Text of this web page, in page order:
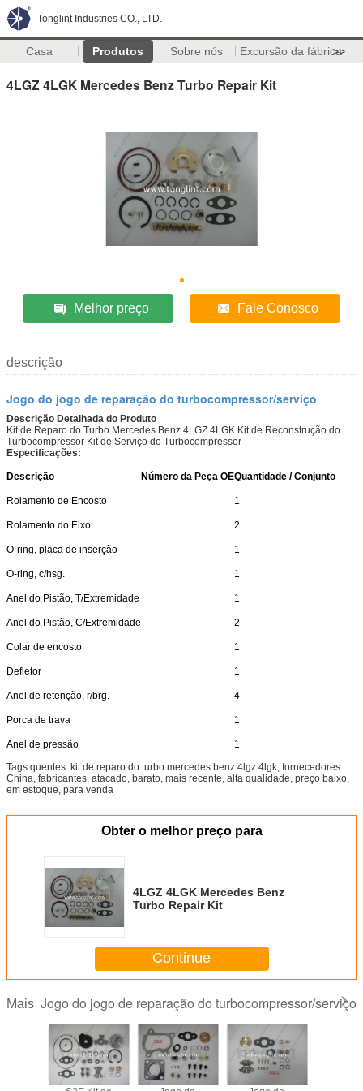
Tonglint Industries CO., LTD.
Casa Produtos Sobre nós Excursão da fábrica
>>
4LGZ 4LGK Mercedes Benz Turbo Repair Kit
Melhor preço Fale Conosco
descrição
Jogo do jogo de reparação do turbocompressor/serviço
Descrição Detalhada do Produto
Kit de Reparo do Turbo Mercedes Benz 4LGZ 4LGK Kit de Reconstrução do
Turbocompressor Kit de Serviço do Turbocompressor
Especificações:
Descrição Número da Peça OEQuantidade / Conjunto
Rolamento de Encosto 1
Rolamento do Eixo 2
O-ring, placa de inserção 1
O-ring, c/hsg. 1
Anel do Pistão, T/Extremidade 1
Anel do Pistão, C/Extremidade 2
Colar de encosto 1
Defletor 1
Anel de retenção, r/brg. 4
Porca de trava 1
Anel de pressão
1
Tags quentes: kit de reparo do turbo mercedes benz 4lgz 4lgk, fornecedores
China, fabricantes, atacado, barato, mais recente, alta qualidade, preço baixo,
em estoque, para venda
Obter o melhor preço para
4LGZ 4LGK Mercedes Benz
Turbo Repair Kit
Continue
Mais Jogo do jogo de reparação do turbocompressor/serviço